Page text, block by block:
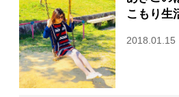
こもり生
2018.01.15